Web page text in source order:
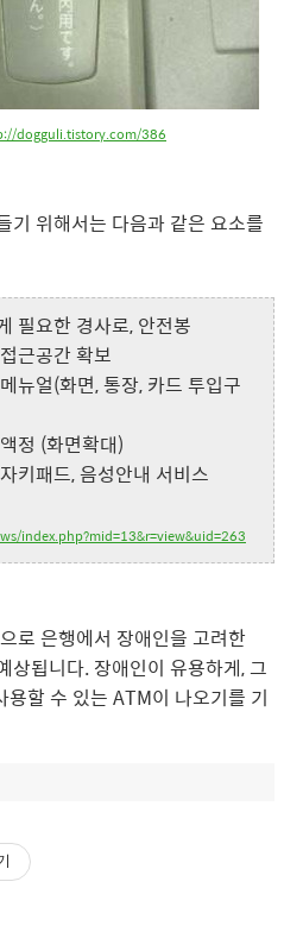
dogguli.tistory.com/386
기 위해서는 다음과 같은 요소를
필요한 경사로, 안전봉
근공간 확보
뉴얼(화면, 통장, 카드 투입구
정 (화면확대)
키패드, 음성안내 서비스
index.php?mid=13&r=view&uid=263
로 은행에서 장애인을 고려한
상됩니다. 장애인이 유용하게, 그
할 수 있는 ATM이 나오기를 기